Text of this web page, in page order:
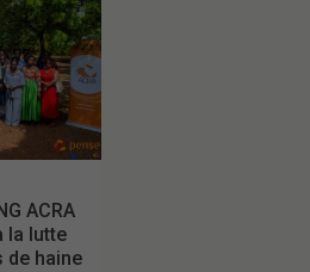
ACRA
la lutte
de haine